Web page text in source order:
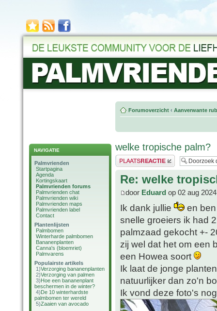
NAVIGATIE
Palmvrienden
Startpagina
Agenda
Kortingskaart
Palmvrienden forums
Palmvrienden chat
Palmvrienden wiki
Palmvrienden maps
Palmvrienden label
Contact
Plantenlijsten
Palmbomen
Winterharde palmbomen
Bananenplanten
Canna's (bloemriet)
Palmvarens
Populairste artikels
1)Verzorging bananenplanten
2)Verzorging van palmen
3)Hoe een bananenplant
beschermen in de winter?
4)De 10 winterhardste
palmbomen ter wereld
5)Zaaien van avocado
Forumoverzicht ‹ Aanverwante
welke tropische palm?
Plaats een reactie
Re: welke
door Eduard op 02 aug
Ik dank jullie
en
snelle groeiers ik had
palmzaad gekocht +-
zij wel dat het om een
een Howea soort
Ik laat de jonge
natuurlijker dan zo'n
Ik vond deze foto's